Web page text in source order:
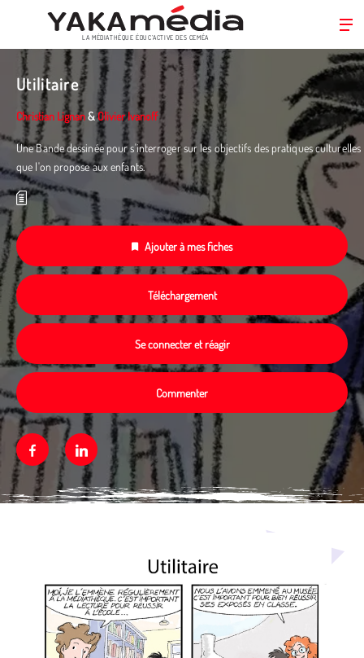
Aller
contenu
principal
LA MÉDIATHÈQUE ÉDUC’ACTIVE DES CEMÉA
Utilitaire
Christian Lignan&Olivier Ivanoff
Une Bande dessinée pour s'interroger sur les objectifs des pratiques culturelles
que l'on propose aux enfants.
Ajouter à mes fiches
Téléchargement
Se connecter et réagir
Commenter
FacebookLinkedin